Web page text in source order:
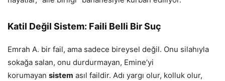
Katil Değil Sistem: Faili Belli Bir Suç
Emrah A. bir fail, ama sadece bireysel değil. Onu silahıyla
sokağa salan, onu durdurmayan, Emine’yi
korumayan sistem asıl faildir. Adı yargı olur, kolluk olur,